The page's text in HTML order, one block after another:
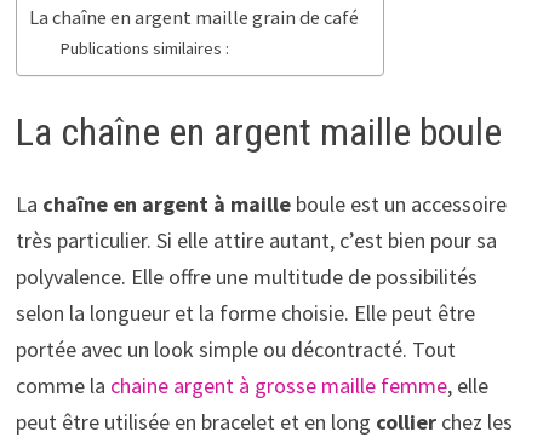
La chaîne en argent maille grain de café
Publications similaires :
La chaîne en argent maille boule
La chaîne en argent à mailleboule est un accessoire
très particulier. Si elle attire autant, c’est bien pour sa
polyvalence. Elle offre une multitude de possibilités
selon la longueur et la forme choisie. Elle peut être
portée avec un look simple ou décontracté. Tout
comme la chaine argent à grosse maille femme, elle
peut être utilisée en bracelet et en long collier chez les